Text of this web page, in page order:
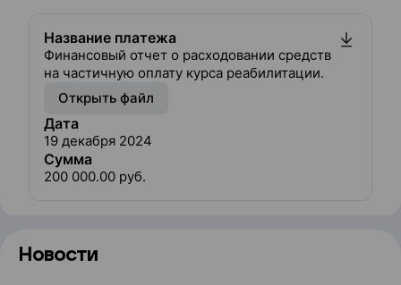
Название платежа
Финансовый отчет о расходовании средств
на частичную оплату курса реабилитации.
Открыть файл
Дата
19 декабря 2024
Сумма
200 000.00 руб.
Новости